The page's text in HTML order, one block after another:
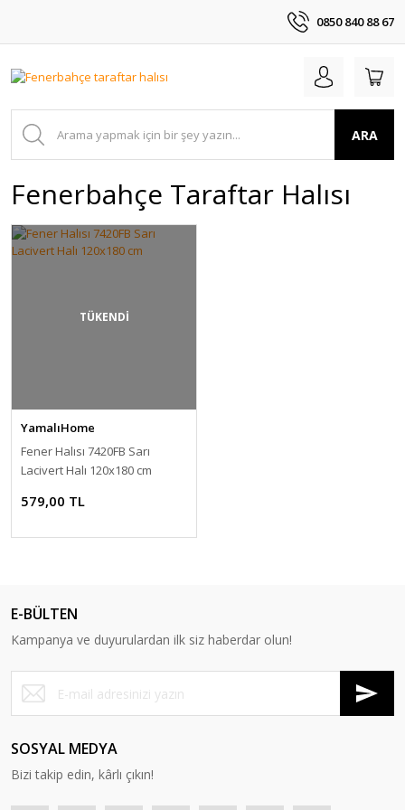
0850 840 88 67
ARA
Fenerbahçe Taraftar Halısı
TÜKENDİ
YamalıHome
Fener Halısı 7420FB Sarı
Lacivert Halı 120x180 cm
579,00 TL
E-BÜLTEN
Kampanya ve duyurulardan ilk siz haberdar olun!
SOSYAL MEDYA
Bizi takip edin, kârlı çıkın!